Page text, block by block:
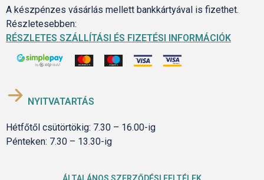
A készpénzes vásárlás mellett bankkártyával is fizethet.
Részletesebben:
RÉSZLETES SZÁLLÍTÁSI ÉS FIZETÉSI INFORMÁCIÓK
NYITVATARTÁS
Hétfőtől csütörtökig: 7.30 – 16.00-ig
Pénteken: 7.30 – 13.30-ig